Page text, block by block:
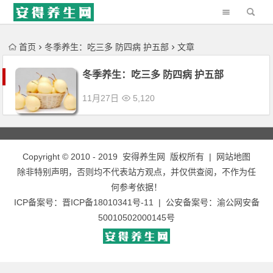
'); })();
首页 冬季养生：吃三多 防四病 护五部 文章
冬季养生：吃三多 防四病 护五部
11月27日 5,120
Copyright © 2010 - 2019 安得养生网 版权所有 |
网站地图
除非特别声明，否则均不代表站方观点，并仅供查阅，不作为任
何参考依据！
ICP备案号： 晋ICP备18010341号-11 | 公安备案号： 渝公网安备
50010502000145号